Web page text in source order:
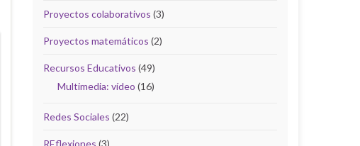
Proyectos colaborativos (3)
Proyectos matemáticos (2)
Recursos Educativos (49)
Multimedia: vídeo (16)
Redes Sociales (22)